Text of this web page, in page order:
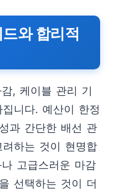
와 합리적
, 케이블 관리 기
니다. 예산이 한정
과 간단한 배선 관
하는 것이 현명합
고급스러운 마감
선택하는 것이 더